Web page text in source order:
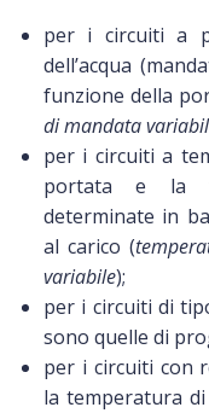
per i circuiti a
dell’acqua
funzione della
di mandata
per i circuiti a
portata e la
determinate in
al carico (
variabile);
per i circuiti di
sono quelle di
per i circuiti con
la temperatura